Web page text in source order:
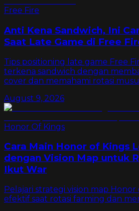
Free Fire
Anti Kena Sandwich, Ini
Saat Late Game di Free
Tips positioning late game Free
terkena sandwich dengan
cover dan memahami rotasi
August 9, 2026
Honor Of Kings
Cara Main Honor of Kings
dengan Vision Map untuk
Ikut War
Pelajari strategi vision map Honor
efektif saat rotasi farming dan